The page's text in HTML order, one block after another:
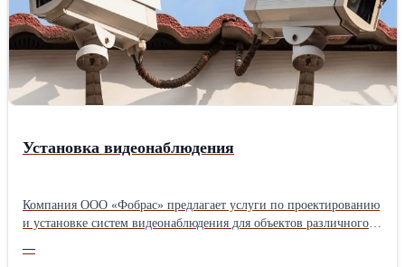
Установка видеонаблюдения
Компания ООО «Фобрас» предлагает услуги по проектированию
и установке систем видеонаблюдения для объектов различного
обладают необходимыми знаниями и опытом, а также имеют
—